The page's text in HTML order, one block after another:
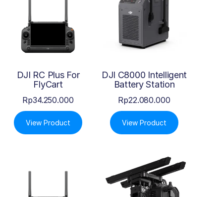
DJI RC Plus For
FlyCart
Rp34.250.000
View Product
DJI C8000 Intelligent
Battery Station
Rp22.080.000
View Product